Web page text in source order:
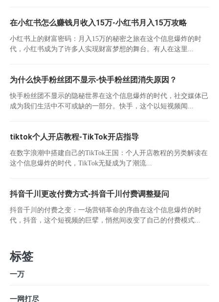
在小红书怎么赚钱月收入15万-小红书月入15万攻略
小红书上的财富密码：月入15万的秘密之旅在这个信息爆炸的时
代，小红书成为了许多人实现财富梦想的舞台。有人在这里...
为什么快手粉丝团不显示-快手粉丝团消失原因？
快手粉丝团不显示的隐秘世界在这个信息爆炸的时代，社交媒体已
成为我们生活中不可或缺的一部分。快手，这个以短视频闻...
tiktok个人开店教程-TikTok开店指导
在数字浪潮中搭建自己的TikTok王国：个人开店教程的另类解读在
这个信息爆炸的时代，TikTok无疑成为了潮流...
抖音千川更改付费方式-抖音千川付费调整疑问
抖音千川的付费之变：一场营销革命的序曲在这个信息爆炸的时
代，抖音，这个短视频的巨擘，悄然间改变了自己的付费模式...
标签
一万
一网打尽